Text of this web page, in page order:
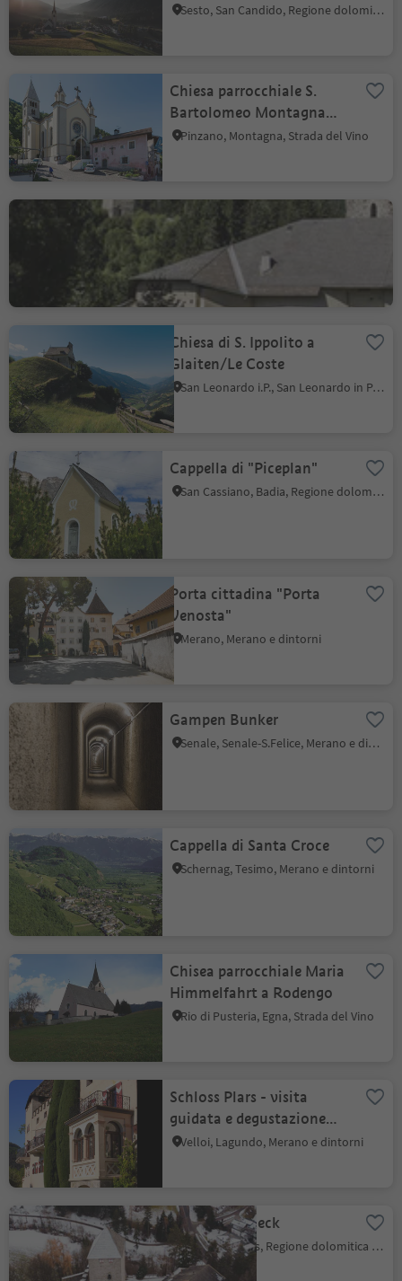
Sesto, San Candido, Regione dolomitica 3 Cime
Chiesa parrocchiale S.
Bartolomeo Montagna
s.S.d.V.
Pinzano, Montagna, Strada del Vino
Castel Welsperg
Monguelfo, Monguelfo-Tesido
Chiesa di S. Ippolito a
Glaiten/Le Coste
San Leonardo i.P., San Leonardo in Passiria, Merano e dintorni
Cappella di "Piceplan"
San Cassiano, Badia, Regione dolomitica Alta Badia
Porta cittadina "Porta
Venosta"
Merano, Merano e dintorni
Gampen Bunker
Senale, Senale-S.Felice, Merano e dintorni
Cappella di Santa Croce
Schernag, Tesimo, Merano e dintorni
Chisea parrocchiale Maria
Himmelfahrt a Rodengo
Rio di Pusteria, Egna, Strada del Vino
Schloss Plars - visita
guidata e degustazione
vini
Velloi, Lagundo, Merano e dintorni
Castel Schöneck
Issengo, Falzes, Regione dolomitica Plan de Corones